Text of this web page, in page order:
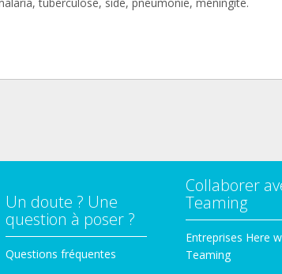
tuberculose, side, pneumonie, méningite.
Un doute ? Une
question à poser ?
Questions fréquentes
Collaborer
Teaming
Entreprises Here
Teaming